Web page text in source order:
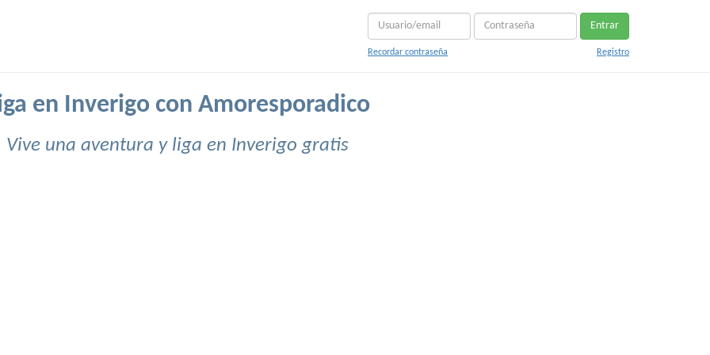
Entrar
Recordar contraseña Registro
en Inverigo con Amoresporadico
Vive una aventura y liga en Inverigo gratis